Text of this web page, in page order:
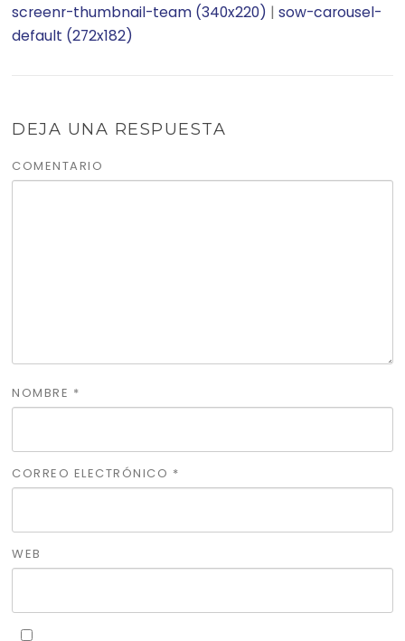
screenr-thumbnail-team (340x220) |sow-carousel-
default (272x182)
DEJA UNA RESPUESTA
COMENTARIO
NOMBRE *
CORREO ELECTRÓNICO *
WEB